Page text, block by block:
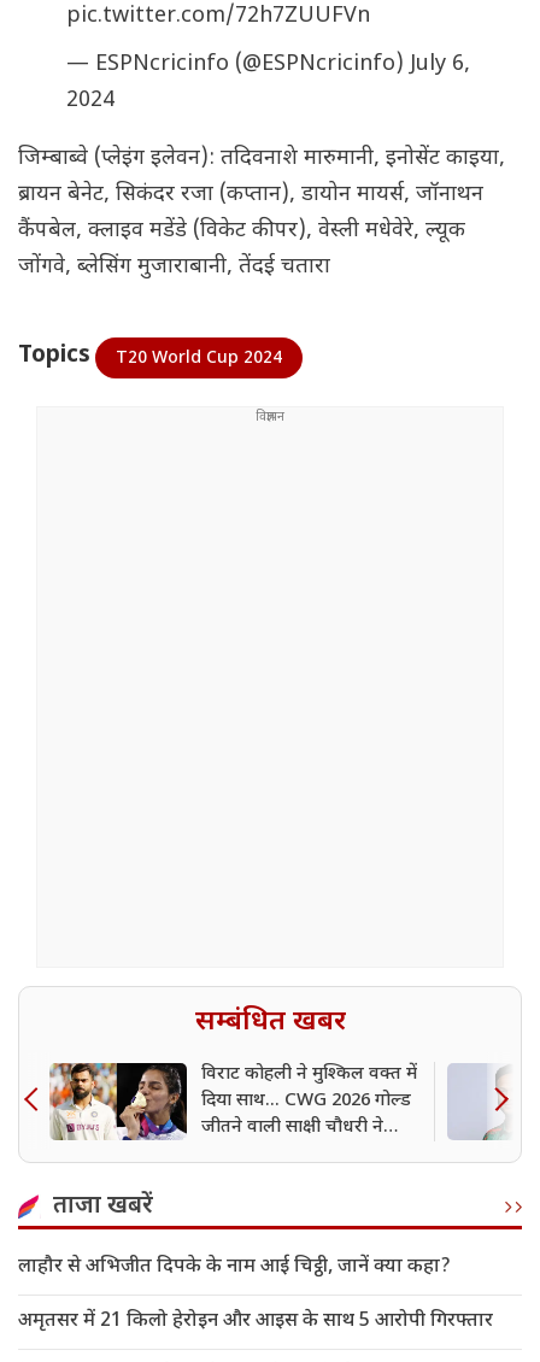
pic.twitter.com/72h7ZUUFVn
— ESPNcricinfo (@ESPNcricinfo)July 6,
2024
जिम्बाब्वे (प्लेइंग इलेवन): तदिवनाशे मारुमानी, इनोसेंट काइया,
ब्रायन बेनेट, सिकंदर रजा (कप्तान), डायोन मायर्स, जॉनाथन
कैंपबेल, क्लाइव मडेंडे (विकेट कीपर), वेस्ली मधेवेरे, ल्यूक
जोंगवे, ब्लेसिंग मुजाराबानी, तेंदई चतारा
Topics T20 World Cup 2024
सम्बंधित खबर
विराट कोहली ने मुश्किल वक्त में
दिया साथ... CWG 2026 गोल्ड
जीतने वाली साक्षी चौधरी ने
ताजा खबरें
लाहौर से अभिजीत दिपके के नाम आई चिट्ठी, जानें क्या कहा?
अमृतसर में 21 किलो हेरोइन और आइस के साथ 5 आरोपी गिरफ्तार